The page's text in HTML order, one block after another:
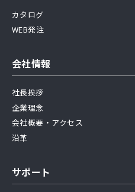
カタログ
WEB発注
会社情報
社長挨拶
企業理念
会社概要・アクセス
沿革
サポート